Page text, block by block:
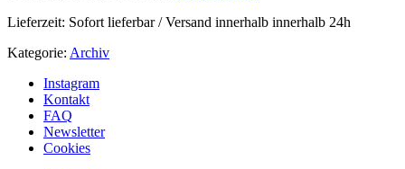
Lieferzeit: Sofort lieferbar / Versand innerhalb innerhalb 24h
Kategorie: Archiv
Instagram
Kontakt
FAQ
Newsletter
Cookies